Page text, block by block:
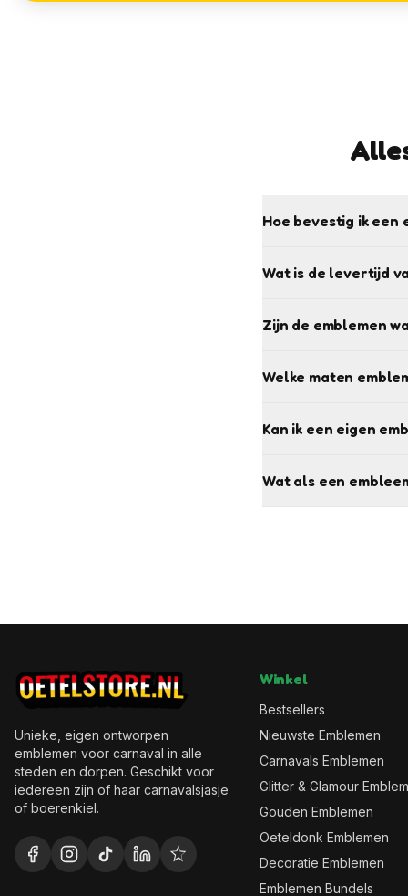
Hoe bevestig ik een
Wat is de levertijd
Zijn de emblemen
Welke maten
Kan ik een eigen
Wat als een
Unieke, eigen ontworpen
emblemen voor carnaval in alle
steden en dorpen. Geschikt voor
iedereen zijn of haar carnavalsjasje
of boerenkiel.
Winkel
Bestsellers
Nieuwste Emblemen
Carnavals Emblemen
Glitter & Glamour
Gouden Emblemen
Oeteldonk Emblemen
Decoratie Emblemen
Emblemen Bundels